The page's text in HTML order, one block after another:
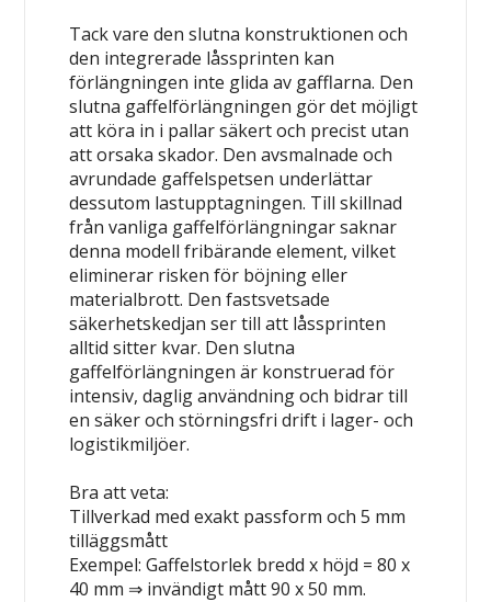
Tack vare den slutna konstruktionen och
den integrerade låssprinten kan
förlängningen inte glida av gafflarna. Den
slutna gaffelförlängningen gör det möjligt
att köra in i pallar säkert och precist utan
att orsaka skador. Den avsmalnade och
avrundade gaffelspetsen underlättar
dessutom lastupptagningen. Till skillnad
från vanliga gaffelförlängningar saknar
denna modell fribärande element, vilket
eliminerar risken för böjning eller
materialbrott. Den fastsvetsade
säkerhetskedjan ser till att låssprinten
alltid sitter kvar. Den slutna
gaffelförlängningen är konstruerad för
intensiv, daglig användning och bidrar till
en säker och störningsfri drift i lager- och
logistikmiljöer.
Bra att veta:
Tillverkad med exakt passform och 5 mm
tilläggsmått
Exempel: Gaffelstorlek bredd x höjd = 80 x
40 mm ⇒ invändigt mått 90 x 50 mm.